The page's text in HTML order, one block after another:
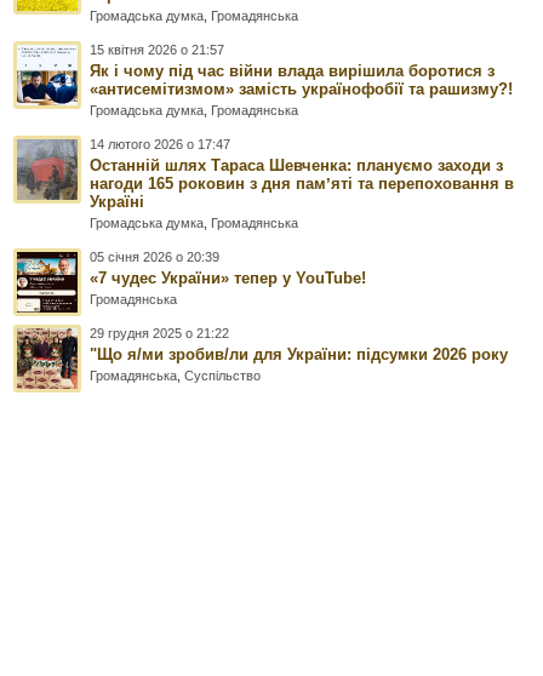
Громадська думка Громадянська
15 квітня 2026 о 21:57
Як і чому під час війни влада вирішила боротися з
«антисемітизмом» замість українофобії та рашизму?!
Громадська думка Громадянська
14 лютого 2026 о 17:47
Останній шлях Тараса Шевченка: плануємо заходи з
нагоди 165 роковин з дня памʼяті та перепоховання в
Україні
Громадська думка Громадянська
05 січня 2026 о 20:39
«7 чудес України» тепер у YouTube!
Громадянська
29 грудня 2025 о 21:22
"Що я/ми зробив/ли для України: підсумки 2026 року
Громадянська ,Суспільство